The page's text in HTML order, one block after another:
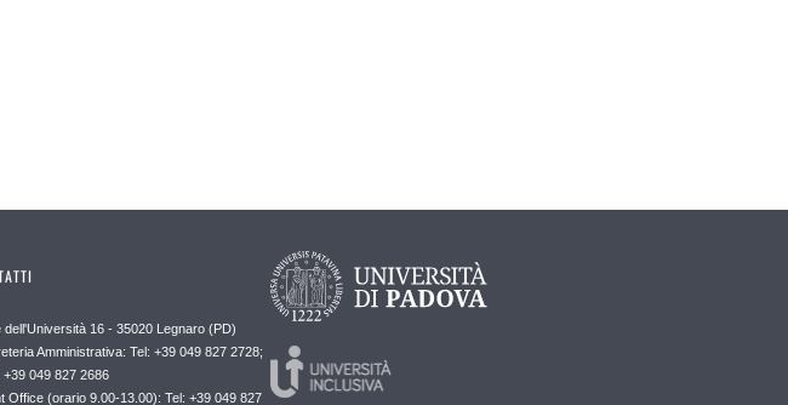
dell'Università 16 - 35020 Legnaro (PD)
Amministrativa: Tel: +39 049 827 2728;
+39 049 827 2686
Office (orario 9.00-13.00): Tel: +39 049 827